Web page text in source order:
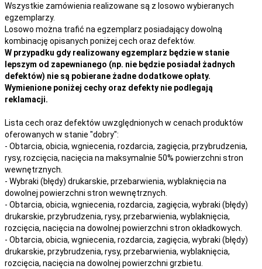
Wszystkie zamówienia realizowane są z losowo wybieranych
egzemplarzy.
Losowo można trafić na egzemplarz posiadający dowolną
kombinację opisanych poniżej cech oraz defektów.
W przypadku gdy realizowany egzemplarz będzie w stanie
lepszym od zapewnianego (np. nie będzie posiadał żadnych
defektów) nie są pobierane żadne dodatkowe opłaty.
Wymienione poniżej cechy oraz defekty nie podlegają
reklamacji.
Lista cech oraz defektów uwzględnionych w cenach produktów
oferowanych w stanie "dobry":
- Obtarcia, obicia, wgniecenia, rozdarcia, zagięcia, przybrudzenia,
rysy, rozcięcia, nacięcia na maksymalnie 50% powierzchni stron
wewnętrznych.
- Wybraki (błędy) drukarskie, przebarwienia, wyblaknięcia na
dowolnej powierzchni stron wewnętrznych.
- Obtarcia, obicia, wgniecenia, rozdarcia, zagięcia, wybraki (błędy)
drukarskie, przybrudzenia, rysy, przebarwienia, wyblaknięcia,
rozcięcia, nacięcia na dowolnej powierzchni stron okładkowych.
- Obtarcia, obicia, wgniecenia, rozdarcia, zagięcia, wybraki (błędy)
drukarskie, przybrudzenia, rysy, przebarwienia, wyblaknięcia,
rozcięcia, nacięcia na dowolnej powierzchni grzbietu.